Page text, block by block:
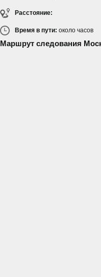
Расстояние:
Время в пути: около часов
Маршрут следования